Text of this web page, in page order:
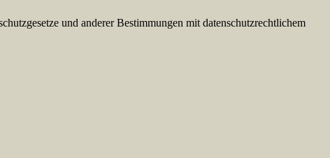
und anderer Bestimmungen mit datenschutzrechtlichem